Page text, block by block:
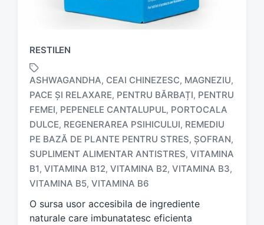
RESTILEN
a
g
g
e
w
i
ASHWAGANDHA, CEAI CHINEZESC, MAGNEZIU,
PACE ȘI RELAXARE, PENTRU BĂRBAȚI, PENTRU
FEMEI, PEPENELE CANTALUPUL, PORTOCALA
DULCE, REGENERAREA PSIHICULUI, REMEDIU
PE BAZĂ DE PLANTE PENTRU STRES, ŞOFRAN,
SUPLIMENT ALIMENTAR ANTISTRES, VITAMINA
B1, VITAMINA B12, VITAMINA B2, VITAMINA B3,
VITAMINA B5, VITAMINA B6
O sursa usor accesibila de ingrediente
naturale care imbunatatesc eficienta